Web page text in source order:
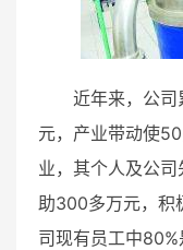
近年来，公司
元，产业带动使
业，其个人及公
助300多万元，积
司现有员工中80%